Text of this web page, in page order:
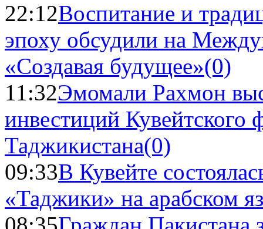
22:12Воспитание и
эпоху обсудили на
«Создавая будущее»(0)
11:32Эмомали Рахмон
инвестиций Кувейтского
Таджикистана(0)
09:33В Кувейте
«Таджики» на арабском